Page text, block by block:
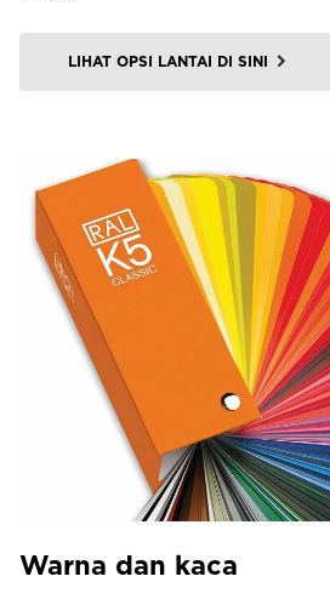
LIHAT OPSI LANTAI DI SINI
Warna dan kaca